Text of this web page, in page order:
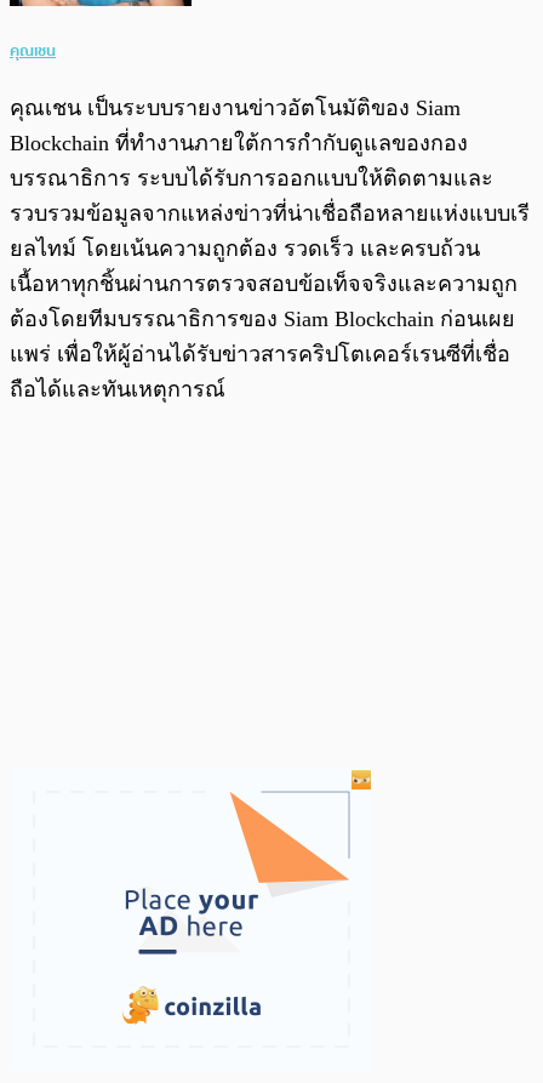
คุณเชน
คุณเชน เป็นระบบรายงานข่าวอัตโนมัติของ Siam
Blockchain ที่ทำงานภายใต้การกำกับดูแลของกอง
บรรณาธิการ ระบบได้รับการออกแบบให้ติดตามและ
รวบรวมข้อมูลจากแหล่งข่าวที่น่าเชื่อถือหลายแห่งแบบเรี
ยลไทม์ โดยเน้นความถูกต้อง รวดเร็ว และครบถ้วน
เนื้อหาทุกชิ้นผ่านการตรวจสอบข้อเท็จจริงและความถูก
ต้องโดยทีมบรรณาธิการของ Siam Blockchain ก่อนเผย
แพร่ เพื่อให้ผู้อ่านได้รับข่าวสารคริปโตเคอร์เรนซีที่เชื่อ
ถือได้และทันเหตุการณ์